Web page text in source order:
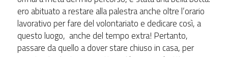
ero abituato a restare alla palestra anche oltre l’orario
lavorativo per fare del volontariato e dedicare così, a
questo luogo, anche del tempo extra! Pertanto,
passare da quello a dover stare chiuso in casa, per